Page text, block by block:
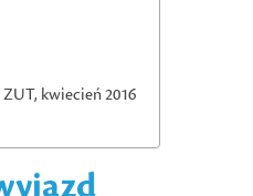
kwiecień 2016